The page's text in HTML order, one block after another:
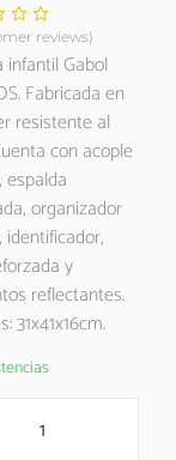
reviews)
infantil Gabol
Fabricada en
resistente al
con acople
espalda
organizador
identificador,
y
reflectantes.
31x41x16cm.